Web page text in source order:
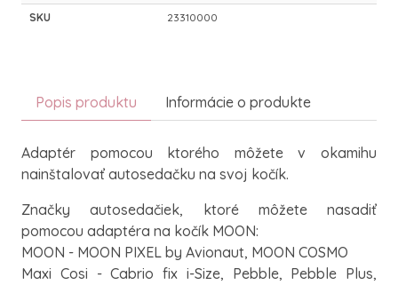
SKU 23310000
Popis produktu Informácie o produkte
Adaptér pomocou ktorého môžete v okamihu
nainštalovať autosedačku na svoj kočík.
Značky autosedačiek, ktoré môžete nasadiť
pomocou adaptéra na kočík MOON:
MOON - MOON PIXEL by Avionaut, MOON COSMO
Maxi Cosi - Cabrio fix i-Size, Pebble, Pebble Plus,